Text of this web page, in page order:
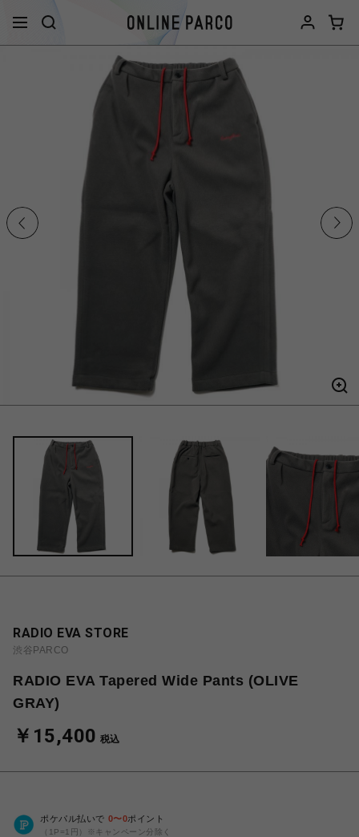
RADIO EVA STORE
渋谷PARCO
RADIO EVA Tapered Wide Pants (OLIVE
GRAY)
￥15,400 税込
ポケパル払いで 0〜0ポイント
（1P=1円）※キャンペーン分除く